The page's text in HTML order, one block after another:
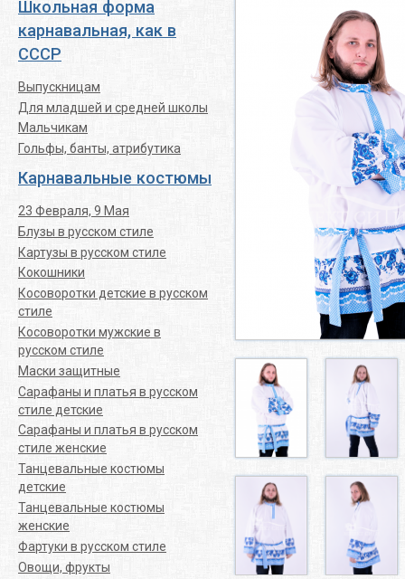
Школьная форма
карнавальная, как в
СССР
Выпускницам
Для младшей и средней школы
Мальчикам
Гольфы, банты, атрибутика
Карнавальные костюмы
23 Февраля, 9 Мая
Блузы в русском стиле
Картузы в русском стиле
Кокошники
Косоворотки детские в русском
стиле
Косоворотки мужские в
русском стиле
Маски защитные
Сарафаны и платья в русском
стиле детские
Сарафаны и платья в русском
стиле женские
Танцевальные костюмы
детские
Танцевальные костюмы
женские
Фартуки в русском стиле
Овощи, фрукты